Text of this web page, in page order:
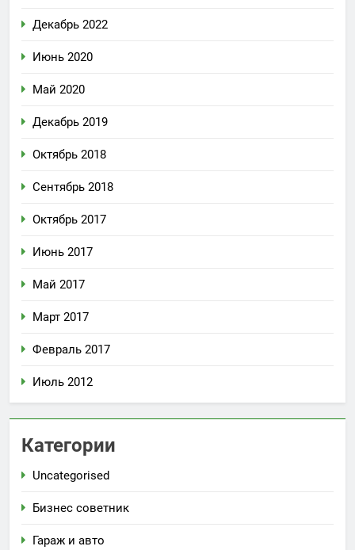
Декабрь 2022
Июнь 2020
Май 2020
Декабрь 2019
Октябрь 2018
Сентябрь 2018
Октябрь 2017
Июнь 2017
Май 2017
Март 2017
Февраль 2017
Июль 2012
Категории
Uncategorised
Бизнес советник
Гараж и авто